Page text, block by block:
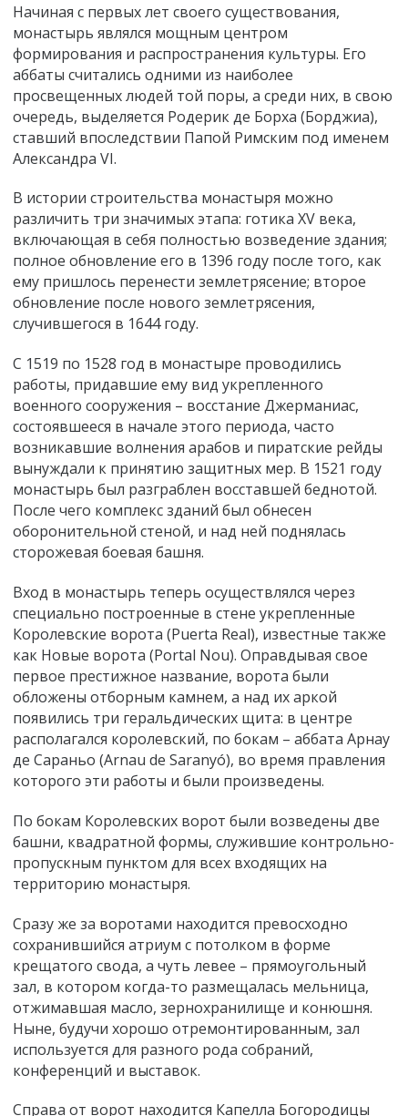
Начиная с первых лет своего существования,
монастырь являлся мощным центром
формирования и распространения культуры. Его
аббаты считались одними из наиболее
просвещенных людей той поры, а среди них, в свою
очередь, выделяется Родерик де Борха (Борджиа),
ставший впоследствии Папой Римским под именем
Александра VI.
В истории строительства монастыря можно
различить три значимых этапа: готика XV века,
включающая в себя полностью возведение здания;
полное обновление его в 1396 году после того, как
ему пришлось перенести землетрясение; второе
обновление после нового землетрясения,
случившегося в 1644 году.
С 1519 по 1528 год в монастыре проводились
работы, придавшие ему вид укрепленного
военного сооружения – восстание Джерманиас,
состоявшееся в начале этого периода, часто
возникавшие волнения арабов и пиратские рейды
вынуждали к принятию защитных мер. В 1521 году
монастырь был разграблен восставшей беднотой.
После чего комплекс зданий был обнесен
оборонительной стеной, и над ней поднялась
сторожевая боевая башня.
Вход в монастырь теперь осуществлялся через
специально построенные в стене укрепленные
Королевские ворота (Puerta Real), известные также
как Новые ворота (Portal Nou). Оправдывая свое
первое престижное название, ворота были
обложены отборным камнем, а над их аркой
появились три геральдических щита: в центре
располагался королевский, по бокам – аббата Арнау
де Сараньо (Arnau de Saranyó), во время правления
которого эти работы и были произведены.
По бокам Королевских ворот были возведены две
башни, квадратной формы, служившие контрольно-
пропускным пунктом для всех входящих на
территорию монастыря.
Сразу же за воротами находится превосходно
сохранившийся атриум с потолком в форме
крещатого свода, а чуть левее – прямоугольный
зал, в котором когда-то размещалась мельница,
отжимавшая масло, зернохранилище и конюшня.
Ныне, будучи хорошо отремонтированным, зал
используется для разного рода собраний,
конференций и выставок.
Справа от ворот находится Капелла Богородицы